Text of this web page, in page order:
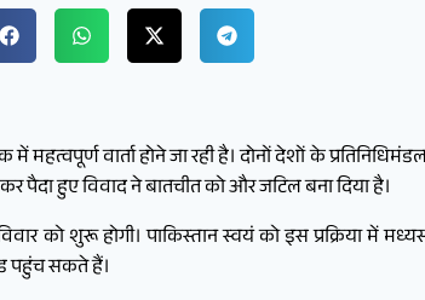
वार्ता होने जा रही है। दोनों देशों के प्रतिनिधिमंडल
हुए विवाद ने बातचीत को और जटिल बना दिया है।
को शुरू होगी। पाकिस्तान स्वयं को इस प्रक्रिया में
पहुंच सकते हैं।